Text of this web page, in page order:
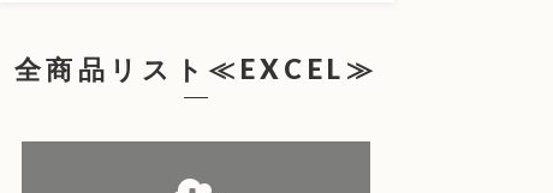
全商品リスト≪EXCEL≫